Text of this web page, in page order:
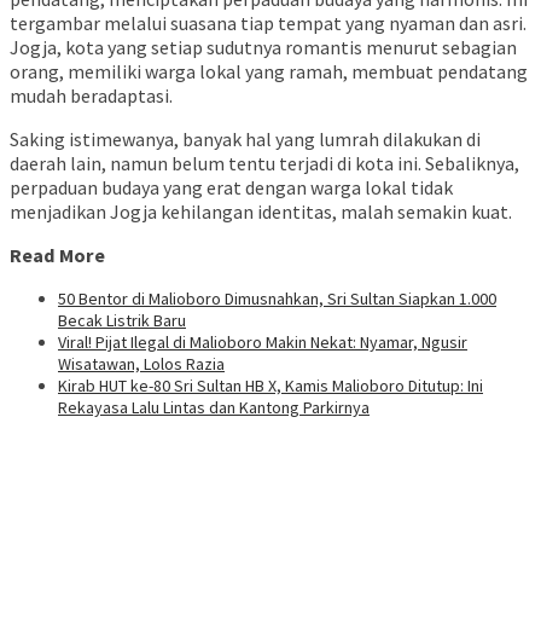
tergambar melalui suasana tiap tempat yang nyaman dan asri.
Jogja, kota yang setiap sudutnya romantis menurut sebagian
orang, memiliki warga lokal yang ramah, membuat pendatang
mudah beradaptasi.
Saking istimewanya, banyak hal yang lumrah dilakukan di
daerah lain, namun belum tentu terjadi di kota ini. Sebaliknya,
perpaduan budaya yang erat dengan warga lokal tidak
menjadikan Jogja kehilangan identitas, malah semakin kuat.
Read More
50 Bentor di Malioboro Dimusnahkan, Sri Sultan Siapkan 1.000
Becak Listrik Baru
Viral! Pijat Ilegal di Malioboro Makin Nekat: Nyamar, Ngusir
Wisatawan, Lolos Razia
Kirab HUT ke-80 Sri Sultan HB X, Kamis Malioboro Ditutup: Ini
Rekayasa Lalu Lintas dan Kantong Parkirnya